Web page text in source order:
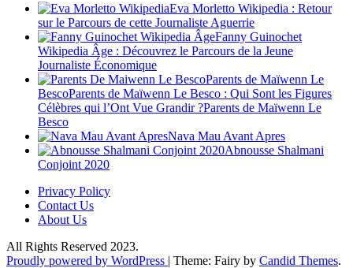
Eva Morletto Wikipedia : Retour
sur le Parcours de cette Journaliste Aguerrie
Fanny Guinochet
Wikipedia Âge : Découvrez le Parcours de la Jeune
Journaliste Économique
Parents de Maïwenn Le
BescoParents de Maïwenn Le Besco : Qui Sont les Figures
Célèbres qui l’Ont Vue Grandir ?Parents de Maïwenn Le
Besco
Nava Mau Avant Apres
Abnousse Shalmani
Conjoint 2020
Privacy Policy
Contact Us
About Us
All Rights Reserved 2023.
Proudly powered by WordPress | Theme: Fairy by Candid Themes.